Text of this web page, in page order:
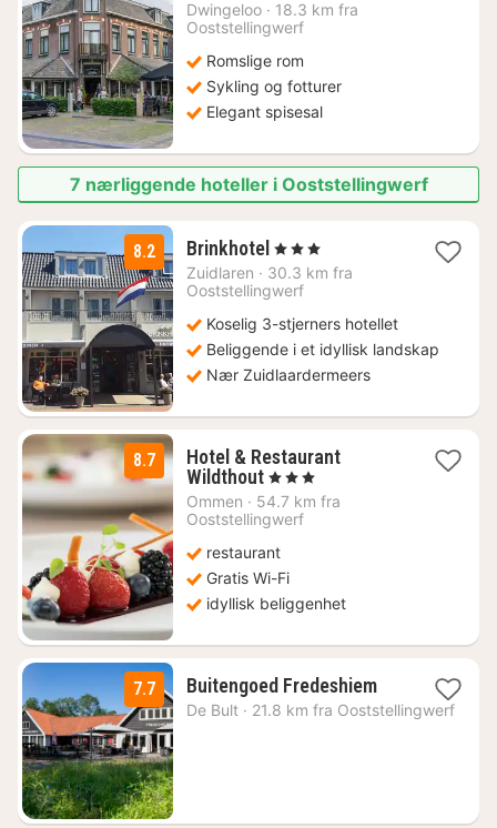
fra
kr.
Dwingeloo · 18.3 km fra
Ooststellingwerf
Romslige rom
Sykling og fotturer
Elegant spisesal
7 nærliggende hoteller i Ooststellingwerf
8.2 Brinkhotel 1
natt
fra
kr.
, 3 Stjerner
Zuidlaren · 30.3 km fra
Ooststellingwerf
Koselig 3-stjerners hotellet
Beliggende i et idyllisk landskap
Nær Zuidlaardermeers
8.7
Hotel & Restaurant
Wildthout1
natt
fra
1287
kr.
, 3 Stjerner
Ommen · 54.7 km fra
Ooststellingwerf
restaurant
Gratis Wi-Fi
idyllisk beliggenhet
7.7 Buitengoed Fredeshiem1
natt
De Bult · 21.8 km fra Ooststellingwerf